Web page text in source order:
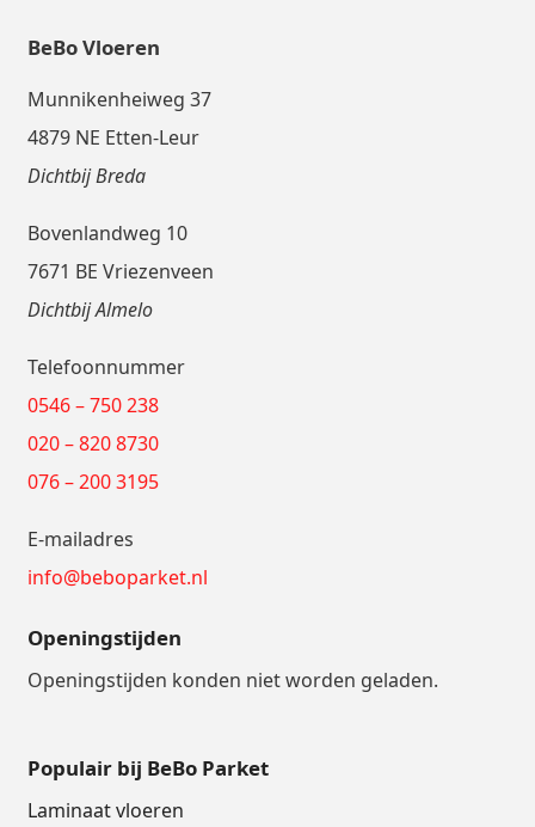
BeBo Vloeren
Munnikenheiweg 37
4879 NE Etten-Leur
Dichtbij Breda
Bovenlandweg 10
7671 BE Vriezenveen
Dichtbij Almelo
Telefoonnummer
0546 – 750 238
020 – 820 8730
076 – 200 3195
E-mailadres
info@beboparket.nl
Openingstijden
Openingstijden konden niet worden geladen.
Populair bij BeBo Parket
Laminaat vloeren